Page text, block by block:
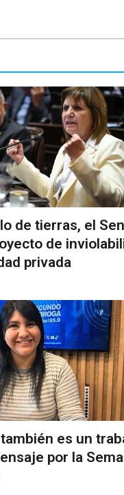
de tierras, el
de
privada
es un
por la